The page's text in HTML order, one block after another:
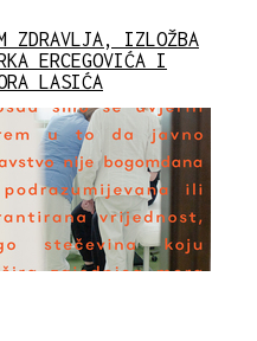
ZDRAVLJA, IZLOŽBA
ERCEGOVIĆA I
LASIĆA